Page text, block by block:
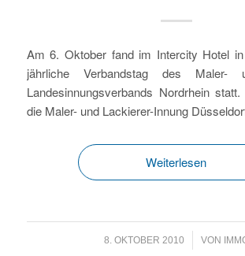
Am 6. Oktober fand im Intercity Hotel
jährliche Verbandstag des Maler-
Landesinnungsverbands Nordrhein
die Maler- und Lackierer-Innung
Weiterlesen
8. OKTOBER 2010
/ VON